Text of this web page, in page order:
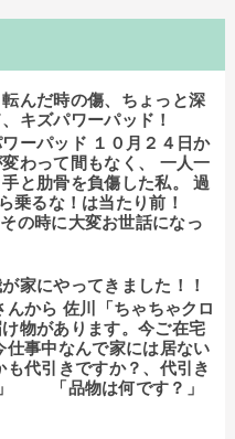
んだ時の傷、ちょっと深
キズパワーパッド！
ーパッド １０月２４日か
わって間もなく、 一人一
と肋骨を負傷した私。 過
るな！は当たり前！
の時に大変お世話になっ
家にやってきました！！
から 佐川「ちゃちゃクロ
物があります。今ご在宅
仕事中なんで家には居ない
引きですか？、代引き
」 「品物は何です？」